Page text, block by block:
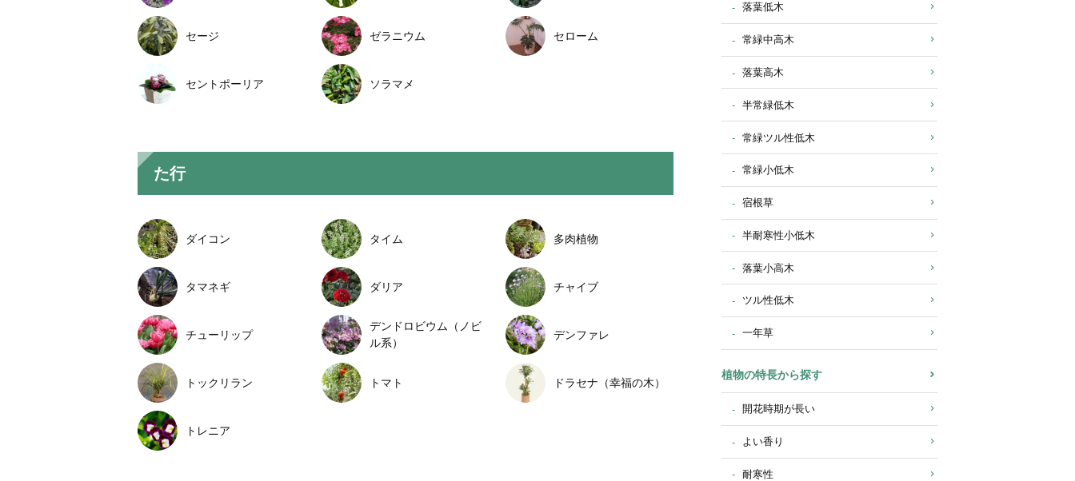
セージ ゼラニウム セローム
セントポーリア ソラマメ
た行
ダイコン タイム 多肉植物
タマネギ ダリア チャイブ
チューリップ
デンドロビウム（ノビ
ル系）
デンファレ
トックリラン トマト ドラセナ（幸福の木）
トレニア
落葉低木
常緑中高木
落葉高木
半常緑低木
常緑ツル性低木
常緑小低木
宿根草
半耐寒性小低木
落葉小高木
ツル性低木
一年草
植物の特長から探す
開花時期が長い
よい香り
耐寒性